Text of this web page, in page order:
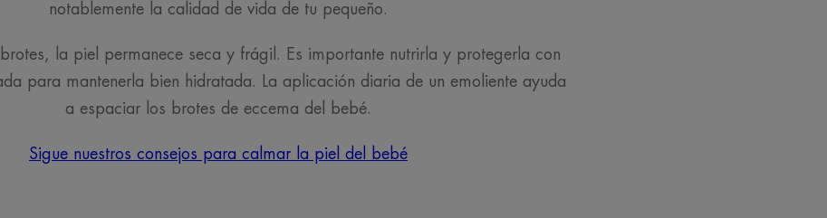
notablemente la calidad de vida de tu pequeño.
la piel permanece seca y frágil. Es importante nutrirla y protegerla con
para mantenerla bien hidratada. La aplicación diaria de un emoliente ayuda
a espaciar los brotes de eccema del bebé.
Sigue nuestros consejos para calmar la piel del bebé